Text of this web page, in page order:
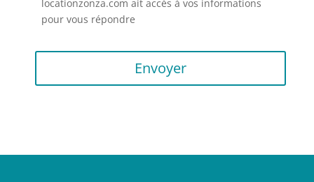
locationzonza.com ait accès à vos informations
pour vous répondre